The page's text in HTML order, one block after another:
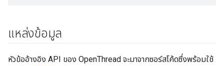
แหล่งข้อมูล
หัวข้ออ้างอิง API ของ OpenThread จะมาจากซอร์สโค้ดซึ่งพร้อมใช้